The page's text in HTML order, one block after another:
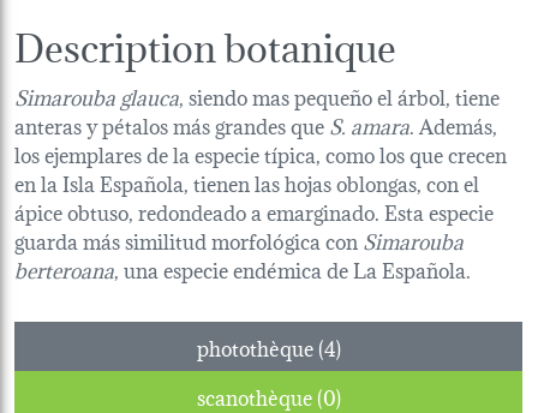
Description botanique
Simarouba glauca, siendo mas pequeño el árbol, tiene
anteras y pétalos más grandes queS. amara. Además,
los ejemplares de la especie típica, como los que crecen
en la Isla Española, tienen las hojas oblongas, con el
ápice obtuso, redondeado a emarginado. Esta especie
guarda más similitud morfológica con Simarouba
berteroana, una especie endémica de La Española.
photothèque (4)
scanothèque (0)